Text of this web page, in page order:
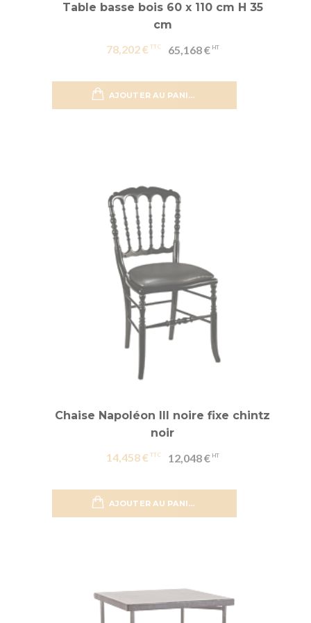
Table basse bois 60 x 110 cm H 35
cm
78,202 €
65,168 €
AJOUTER AU PANIER
Chaise Napoléon III noire fixe chintz
noir
14,458 €
12,048 €
AJOUTER AU PANIER